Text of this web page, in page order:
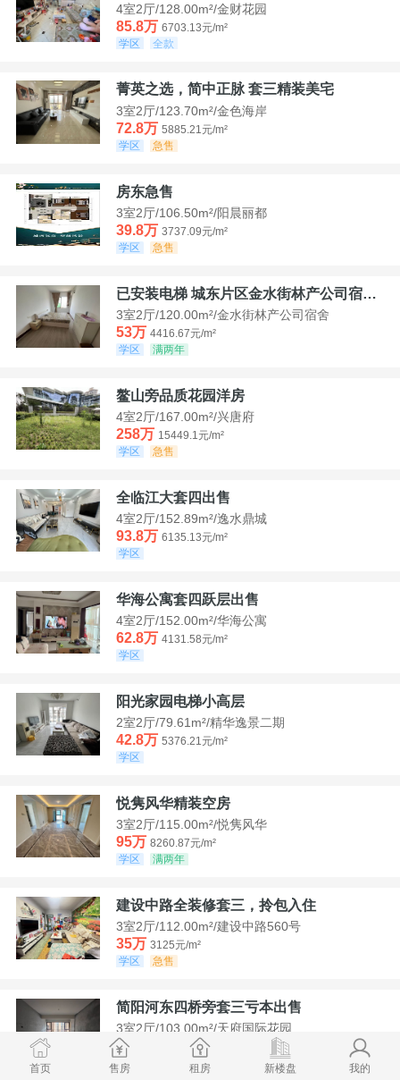
4室2厅/128.00m²/金财花园
85.8万 6703.13元/m²
学区
全款
菁英之选，简中正脉 套三精装美宅
3室2厅/123.70m²/金色海岸
72.8万 5885.21元/m²
学区
急售
房东急售
3室2厅/106.50m²/阳晨丽都
39.8万 3737.09元/m²
学区
急售
已安装电梯 城东片区金水街林产公司宿舍套三可看江景
3室2厅/120.00m²/金水街林产公司宿舍
53万 4416.67元/m²
学区
满两年
鳌山旁品质花园洋房
4室2厅/167.00m²/兴唐府
258万 15449.1元/m²
学区
急售
全临江大套四出售
4室2厅/152.89m²/逸水鼎城
93.8万 6135.13元/m²
学区
华海公寓套四跃层出售
4室2厅/152.00m²/华海公寓
62.8万 4131.58元/m²
学区
阳光家园电梯小高层
2室2厅/79.61m²/精华逸景二期
42.8万 5376.21元/m²
学区
悦隽风华精装空房
3室2厅/115.00m²/悦隽风华
95万 8260.87元/m²
学区
满两年
建设中路全装修套三，拎包入住
3室2厅/112.00m²/建设中路560号
35万 3125元/m²
学区
急售
简阳河东四桥旁套三亏本出售
3室2厅/103.00m²/天府国际花园
78.8万
7650.49元/m²
学区
首页 售房 租房 新楼盘 我的